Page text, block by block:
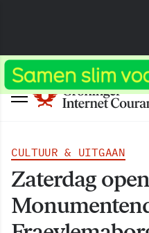
CULTUUR & UITGAAN
Zaterdag open